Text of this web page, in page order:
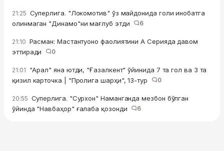
21:25 Суперлига. "Локомотив" ўз майдонида голи инобатга
олинмаган "Динамо"ни мағлуб этди
6
21:10 Расман: Мастантуоно фаолиятини А Серияда давом
эттиради
0
21:01 "Арал" яна ютди, "Ғазалкент" ўйинида 7 та гол ва 3 та
қизил карточка | "Пролига шарҳи", 13-тур
0
20:55 Суперлига. "Сурхон" Наманганда мезбон бўлган
ўйинда "Навбаҳор" ғалаба қозонди
6